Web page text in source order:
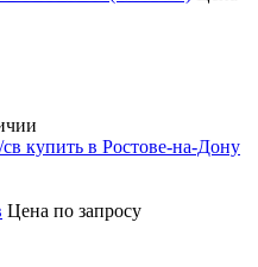
Цена по запросу